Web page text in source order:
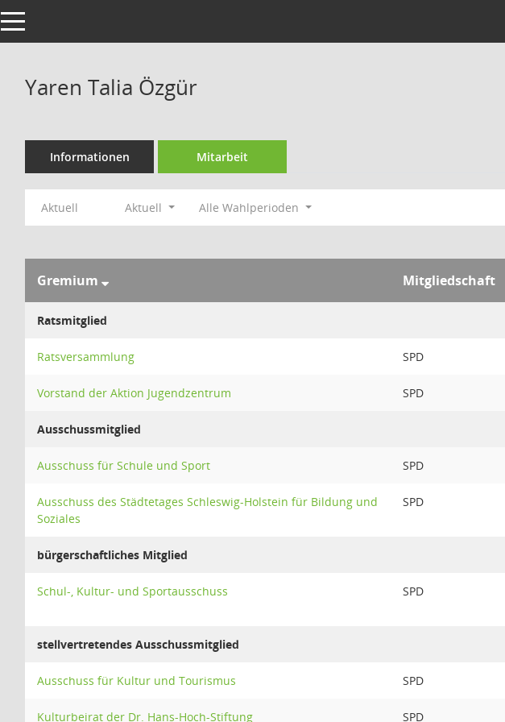
Toggle navigation
Yaren Talia Özgür
Informationen Mitarbeit
Aktuell Aktuell Alle Wahlperioden
Gremium Mitgliedschaft
Ratsmitglied
Ratsversammlung SPD
Vorstand der Aktion Jugendzentrum SPD
Ausschussmitglied
Ausschuss für Schule und Sport SPD
Ausschuss des Städtetages Schleswig-Holstein für Bildung und
Soziales
SPD
bürgerschaftliches Mitglied
Schul-, Kultur- und Sportausschuss SPD
stellvertretendes Ausschussmitglied
Ausschuss für Kultur und Tourismus SPD
Kulturbeirat der Dr. Hans-Hoch-Stiftung SPD